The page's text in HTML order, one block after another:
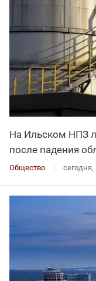
На Ильском НПЗ
после падения
Общество сегодня,